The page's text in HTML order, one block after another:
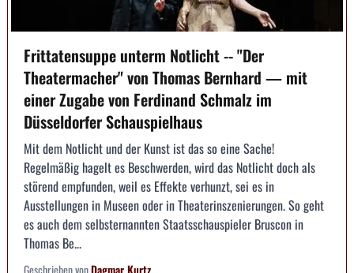
Frittatensuppe unterm Notlicht -- "Der
Theatermacher" von Thomas Bernhard — mit
einer Zugabe von Ferdinand Schmalz im
Düsseldorfer Schauspielhaus
Mit dem Notlicht und der Kunst ist das so eine Sache!
Regelmäßig hagelt es Beschwerden, wird das Notlicht doch als
störend empfunden, weil es Effekte verhunzt, sei es in
Ausstellungen in Museen oder in Theaterinszenierungen. So geht
es auch dem selbsternannten Staatsschauspieler Bruscon in
Thomas Be...
Geschrieben vonDagmar Kurtz